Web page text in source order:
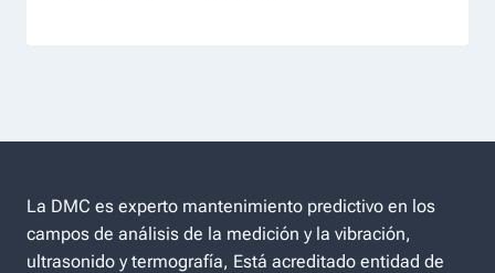
La DMC es experto mantenimiento predictivo en los
campos de análisis de la medición y la vibración,
ultrasonido y termografía, Está acreditado entidad de